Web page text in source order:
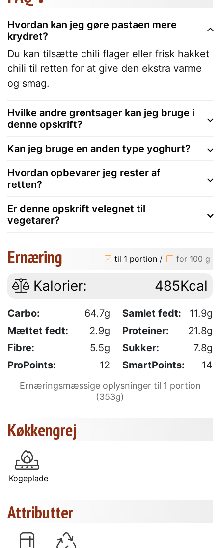
Hvordan kan jeg gøre pastaen mere
krydret?
Du kan tilsætte chili flager eller frisk hakket
chili til retten for at give den ekstra varme
og smag.
Hvilke andre grøntsager kan jeg bruge i
denne opskrift?
Kan jeg bruge en anden type yoghurt?
Hvordan opbevarer jeg rester af
retten?
Er denne opskrift velegnet til
vegetarer?
Ernæring til 1 portion / for 100 g
Kalorier: 485Kcal
Carbo: 64.7g Samlet fedt:
11.9g
Mættet fedt:
2.9g Proteiner:
21.8g
Fibre:
5.5g Sukker:
7.8g
ProPoints:
12 SmartPoints: 14
Ernæringsmæssige oplysninger til 1 portion
(353g)
Køkkengrej
Kogeplade
Attributter